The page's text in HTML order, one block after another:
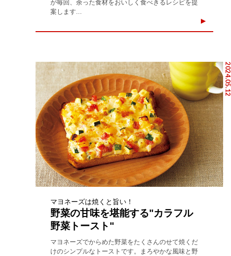
が毎回、余った食材をおいしく食べきるレシピを提
案します...
2024.05.12
マヨネーズは焼くと旨い！
野菜の甘味を堪能する"カラフル
野菜トースト"
マヨネーズでからめた野菜をたくさんのせて焼くだ
けのシンプルなトーストです。まろやかな風味と野